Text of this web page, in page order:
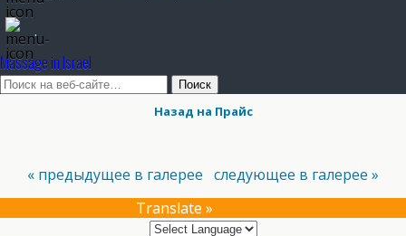
.
Massage in Israel
Назад на Прайс
« предыдущее в галерее следующее в галерее »
Translate »